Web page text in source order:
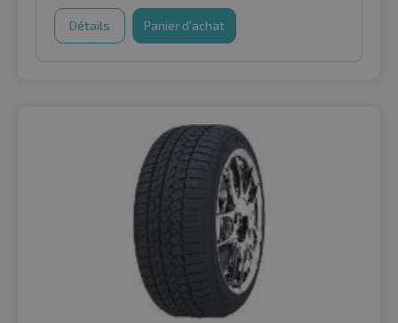
Détails Panier d'achat